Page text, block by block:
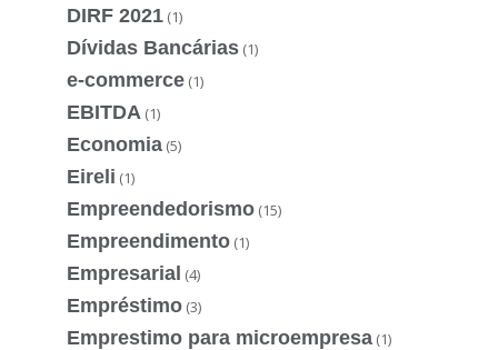
DIRF 2021 (1)
Dívidas Bancárias (1)
e-commerce (1)
EBITDA (1)
Economia (5)
Eireli (1)
Empreendedorismo (15)
Empreendimento (1)
Empresarial (4)
Empréstimo (3)
Emprestimo para microempresa (1)